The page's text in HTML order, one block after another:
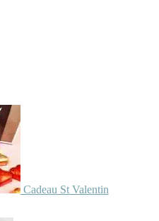
Cadeau St Valentin